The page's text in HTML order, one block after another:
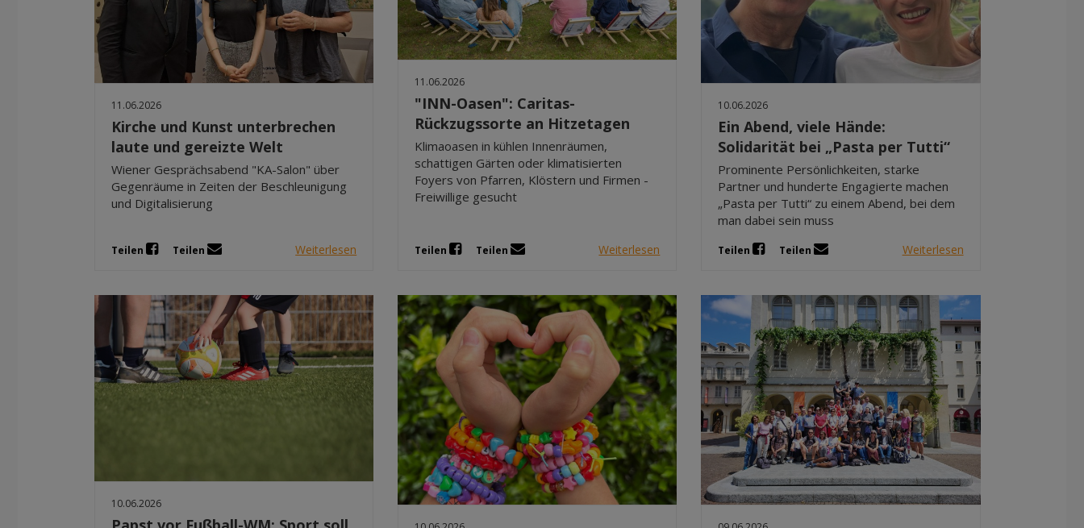
11.06.2026
Kirche und Kunst unterbrechen
laute und gereizte Welt
Wiener Gesprächsabend "KA-Salon" über
Gegenräume in Zeiten der Beschleunigung
und Digitalisierung
Teilen Teilen Weiterlesen
11.06.2026
"INN-Oasen": Caritas-
Rückzugssorte an Hitzetagen
Klimaoasen in kühlen Innenräumen,
schattigen Gärten oder klimatisierten
Foyers von Pfarren, Klöstern und Firmen -
Freiwillige gesucht
Teilen Teilen Weiterlesen
10.06.2026
Ein Abend, viele Hände:
Solidarität bei „Pasta per Tutti“
Prominente Persönlichkeiten, starke
Partner und hunderte Engagierte machen
„Pasta per Tutti“ zu einem Abend, bei dem
man dabei sein muss
Teilen Teilen Weiterlesen
10.06.2026